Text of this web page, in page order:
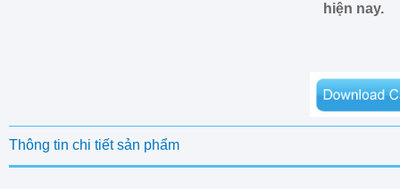
hiện nay.
Thông tin chi tiết sản phẩm